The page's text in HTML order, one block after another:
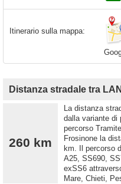
Itinerario sulla mappa:
Distanza stradale tra
260 km
La distanza
dalla variante di
percorso
Frosinone la
km. Il percorso
A25, SS690,
exSS6
Mare, Chieti,